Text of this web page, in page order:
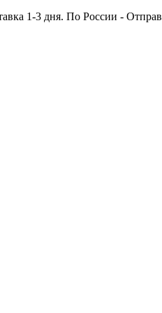
1-3 дня. По России -